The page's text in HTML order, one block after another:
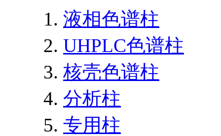
液相色谱柱
UHPLC色谱柱
核壳色谱柱
分析柱
专用柱